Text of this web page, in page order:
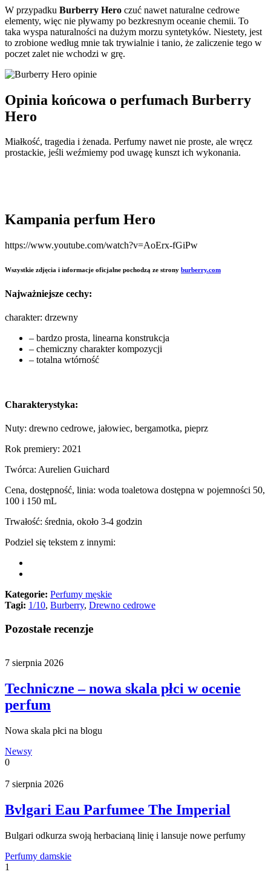
W przypadku Burberry Hero czuć nawet naturalne cedrowe
elementy, więc nie pływamy po bezkresnym oceanie chemii. To
taka wyspa naturalności na dużym morzu syntetyków. Niestety, jest
to zrobione według mnie tak trywialnie i tanio, że zaliczenie tego w
poczet zalet nie wchodzi w grę.
Opinia końcowa o perfumach Burberry
Hero
Miałkość, tragedia i żenada. Perfumy nawet nie proste, ale wręcz
prostackie, jeśli weźmiemy pod uwagę kunszt ich wykonania.
Kampania perfum Hero
https://www.youtube.com/watch?v=AoErx-fGiPw
Wszystkie zdjęcia i informacje oficjalne pochodzą ze strony burberry.com
Najważniejsze cechy:
charakter: drzewny
– bardzo prosta, linearna konstrukcja
– chemiczny charakter kompozycji
– totalna wtórność
Charakterystyka:
Nuty: drewno cedrowe, jałowiec, bergamotka, pieprz
Rok premiery: 2021
Twórca: Aurelien Guichard
Cena, dostępność, linia: woda toaletowa dostępna w pojemności 50,
100 i 150 mL
Trwałość: średnia, około 3-4 godzin
Podziel się tekstem z innymi:
Kategorie: Perfumy męskie
Tagi: 1/10, Burberry, Drewno cedrowe
Pozostałe recenzje
7 sierpnia 2026
Techniczne – nowa skala płci w ocenie
perfum
Nowa skala płci na blogu
Newsy
0
7 sierpnia 2026
Bvlgari Eau Parfumee The Imperial
Bulgari odkurza swoją herbacianą linię i lansuje nowe perfumy
Perfumy damskie
1